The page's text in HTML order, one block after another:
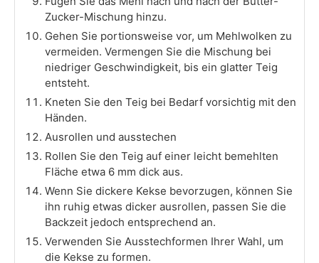
Zucker-Mischung hinzu.
Gehen Sie portionsweise vor, um Mehlwolken zu
vermeiden. Vermengen Sie die Mischung bei
niedriger Geschwindigkeit, bis ein glatter Teig
entsteht.
Kneten Sie den Teig bei Bedarf vorsichtig mit den
Händen.
Ausrollen und ausstechen
Rollen Sie den Teig auf einer leicht bemehlten
Fläche etwa 6 mm dick aus.
Wenn Sie dickere Kekse bevorzugen, können Sie
ihn ruhig etwas dicker ausrollen, passen Sie die
Backzeit jedoch entsprechend an.
Verwenden Sie Ausstechformen Ihrer Wahl, um
die Kekse zu formen.